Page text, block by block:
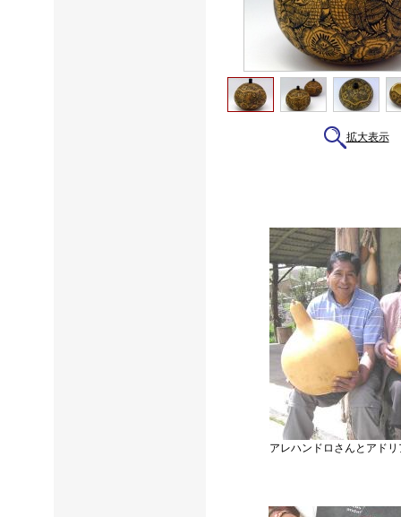
拡大表示
アレハンドロさんとアド